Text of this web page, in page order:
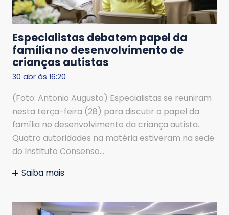
Especialistas debatem papel da
família no desenvolvimento de
crianças autistas
30 abr às 16:20
(Foto: Antonio Augusto) Especialistas se reuniram
nesta terça-feira (28) para discutir o papel da
família no desenvolvimento da criança autista.
Quatro autoridades na matéria estiveram na sede
do Instituto Consenso…
Saiba mais